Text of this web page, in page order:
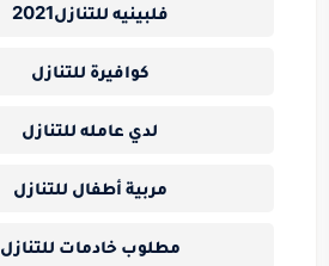
فلبينيه للتنازل2021
كوافيرة للتنازل
لدي عامله للتنازل
مربية أطفال للتنازل
مطلوب خادمات للتنازل